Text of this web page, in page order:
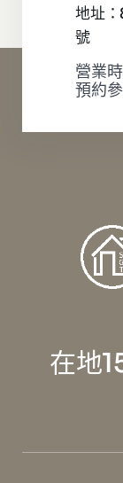
地址
號
營業
預約
在地